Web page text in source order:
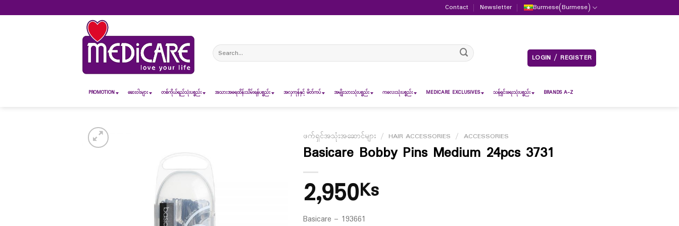
to
Contact Newsletter Burmese(Burmese)
Search
for:
LOGIN / REGISTER
PROMOTION ဆေး၀ါးများ တစ်ကိုယ်ရည်သုံးပစ္စည်း အသားအရေထိန်းသိမ်းရန်ပစ္စည်း အလှကုန်နှင့် မိတ်ကပ် အမျိုးသားသုံးပစ္စည်း ကလေးသုံးပစ္စည်း MEDICARE EXCLUSIVES သန့်ရှင်းရေးသုံးပစ္စည်း BRANDS A-Z
ဖက်ရှင်အသုံးအဆောင်များ / HAIR ACCESSORIES / ACCESSORIES
Basicare Bobby Pins Medium 24pcs 3731
2,950Ks
Basicare – 193661